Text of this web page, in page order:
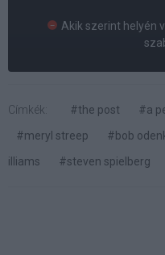
Akik szerint helyén
Címkék: #the post #a
#meryl streep
#bob
illiams
#steven spielberg